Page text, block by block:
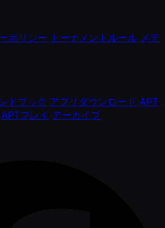
ポリシー トーナメントルール メデ
ドブック アプリダウンロード APT
APTプレイ アーカイブ